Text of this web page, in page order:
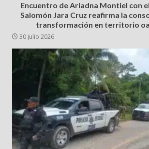
Encuentro de Ariadna Montiel con
Salomón Jara Cruz reafirma la
transformación en territorio
30 julio 2026